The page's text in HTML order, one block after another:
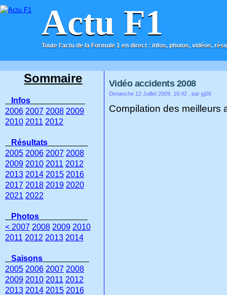
Actu F1
Toute l'actu de la Formule 1 en direct : infos, photos, vidéos,
ACCUEIL CONTACT
Vidéo accidents 2008
Dimanche 12 Juillet 2009, 16:42 , par jg56
Compilation des meilleurs
Sommaire
Infos
2006 2007 2008 2009
2010 2011 2012
Résultats
2005 2006 2007 2008
2009 2010 2011 2012
2013 2014 2015 2016
2017 2018 2019 2020
2021 2022
Photos
< 2007 2008 2009 2010
2011 2012 2013 2014
Saisons
2005 2006 2007 2008
2009 2010 2011 2012
2013 2014 2015 2016